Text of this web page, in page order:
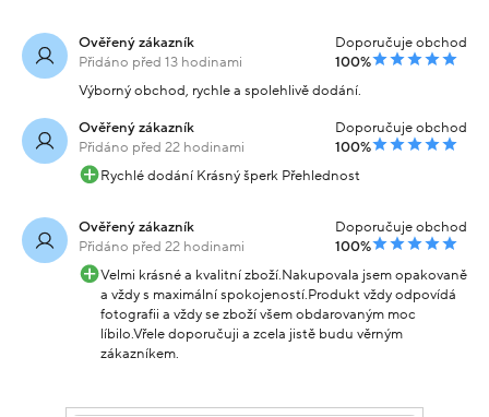
Ověřený zákazník
Přidáno před 13 hodinami
Doporučuje obchod
100%
Výborný obchod, rychle a spolehlivě dodání.
Ověřený zákazník
Přidáno před 22 hodinami
Doporučuje obchod
100%
Rychlé dodání Krásný šperk Přehlednost
Ověřený zákazník
Přidáno před 22 hodinami
Doporučuje obchod
100%
Velmi krásné a kvalitní zboží.Nakupovala jsem opakovaně
a vždy s maximální spokojeností.Produkt vždy odpovídá
fotografii a vždy se zboží všem obdarovaným moc
líbilo.Vřele doporučuji a zcela jistě budu věrným
zákazníkem.